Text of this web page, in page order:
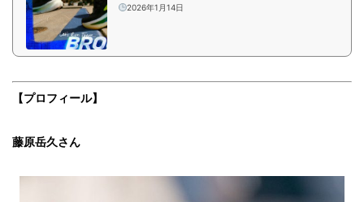
lycerin MAX 2」はどう変わった？
2026年1月14日
【プロフィール】
藤原岳久さん